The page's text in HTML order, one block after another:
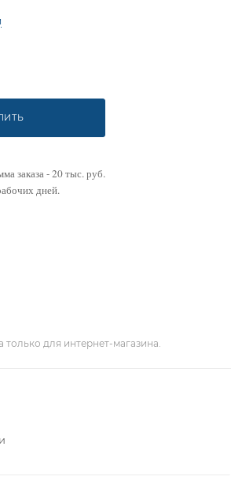
заказа - 20 тыс. руб.
дней.
только для интернет-магазина.